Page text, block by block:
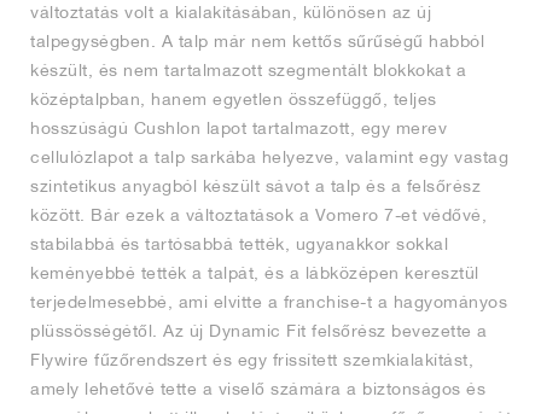
változtatás volt a kialakításában, különösen az új
talpegységben. A talp már nem kettős sűrűségű habból
készült, és nem tartalmazott szegmentált blokkokat a
középtalpban, hanem egyetlen összefüggő, teljes
hosszúságú Cushlon lapot tartalmazott, egy merev
cellulózlapot a talp sarkába helyezve, valamint egy vastag
szintetikus anyagból készült sávot a talp és a felsőrész
között. Bár ezek a változtatások a Vomero 7-et védővé,
stabilabbá és tartósabbá tették, ugyanakkor sokkal
keményebbé tették a talpát, és a lábközépen keresztül
terjedelmesebbé, ami elvitte a franchise-t a hagyományos
plüssösségétől. Az új Dynamic Fit felsőrész bevezette a
Flywire fűzőrendszert és egy frissített szemkialakítást,
amely lehetővé tette a viselő számára a biztonságos és